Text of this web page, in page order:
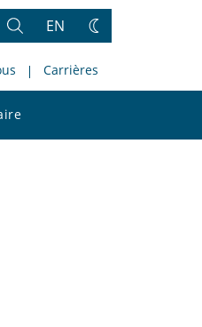
Rechercher
EN
Changez
thème
Carrières
le